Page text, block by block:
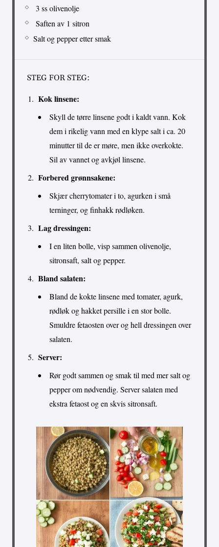
3 ss olivenolje
Saften av 1 sitron
Salt og pepper etter smak
STEG FOR STEG:
Kok linsene:
Skyll de tørre linsene godt i kaldt vann. Kok
dem i rikelig vann med en klype salt i ca. 20
minutter til de er møre, men ikke overkokte.
Sil av vannet og avkjøl linsene.
Forbered grønnsakene:
Skjær cherrytomater i to, agurken i små
terninger, og finhakk rødløken.
Lag dressingen:
I en liten bolle, visp sammen olivenolje,
sitronsaft, salt og pepper.
Bland salaten:
Bland de kokte linsene med tomater, agurk,
rødløk og hakket persille i en stor bolle.
Smuldre fetaosten over og hell dressingen over
salaten.
Server:
Rør godt sammen og smak til med mer salt og
pepper om nødvendig. Server salaten med
ekstra fetaost og en skvis sitronsaft.